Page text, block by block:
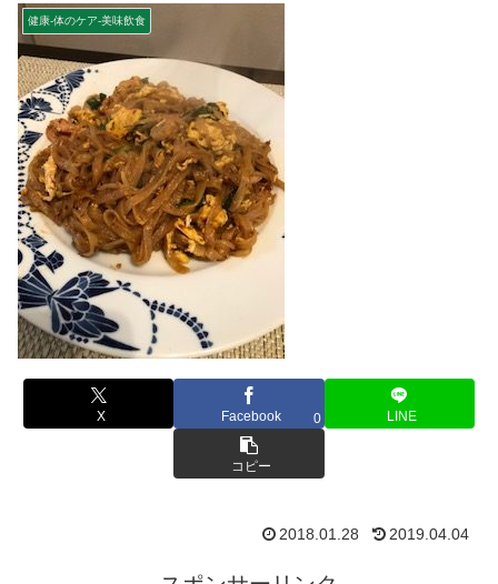
健康-体のケア-美味飲食
X Facebook 0 LINE
コピー
2018.01.28 2019.04.04